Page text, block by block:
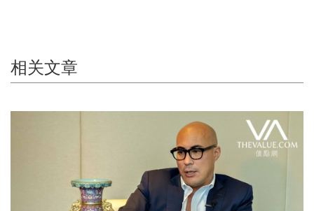
相关文章